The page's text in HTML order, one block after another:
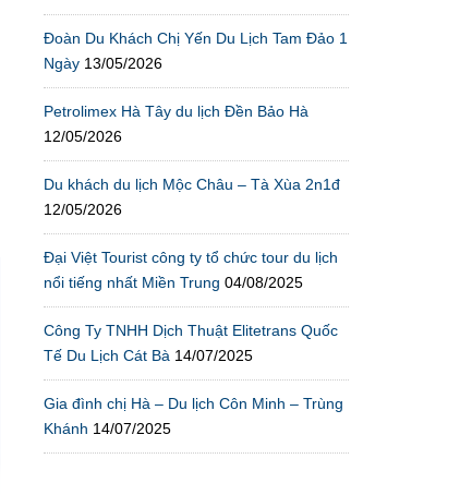
Đoàn Du Khách Chị Yến Du Lịch Tam Đảo 1
Ngày 13/05/2026
Petrolimex Hà Tây du lịch Đền Bảo Hà
12/05/2026
Du khách du lịch Mộc Châu – Tà Xùa 2n1đ
12/05/2026
Đại Việt Tourist công ty tổ chức tour du lịch
nổi tiếng nhất Miền Trung 04/08/2025
Công Ty TNHH Dịch Thuật Elitetrans Quốc
Tế Du Lịch Cát Bà 14/07/2025
Gia đình chị Hà – Du lịch Côn Minh – Trùng
Khánh 14/07/2025